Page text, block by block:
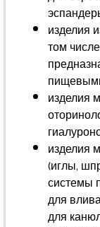
изделия
том
изделия
изделия
(иглы,
системы
для
для